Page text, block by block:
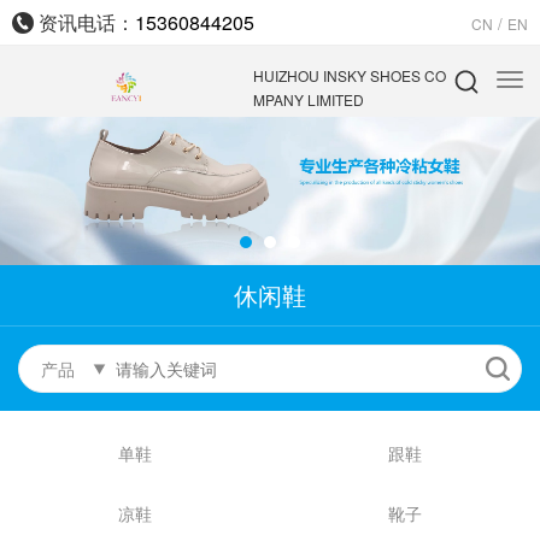
资讯电话： 15360844205 CN / EN
HUIZHOU INSKY SHOES CO
MPANY LIMITED
休闲鞋
产品
单鞋 跟鞋
凉鞋 靴子